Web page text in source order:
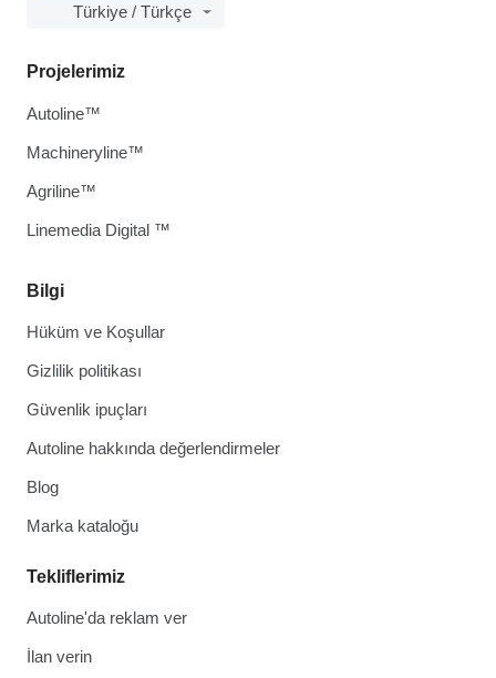
Türkiye / Türkçe
Bilgi
Hüküm ve Koşullar
Gizlilik politikası
Güvenlik ipuçları
Autoline hakkında değerlendirmeler
Blog
Marka kataloğu
Tekliflerimiz
Autoline'da reklam ver
İlan verin
Projelerimiz
Autoline™
Machineryline™
Agriline™
Linemedia Digital ™